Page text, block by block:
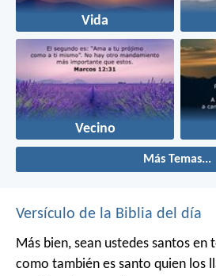
Vida
Vecino
Más Temas...
Versículo de la Biblia del día
Más bien, sean ustedes santos en
como también es santo quien los